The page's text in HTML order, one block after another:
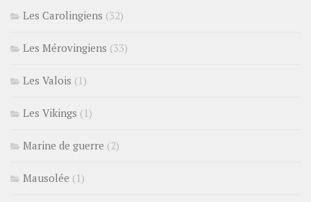
Les Carolingiens (32)
Les Mérovingiens (33)
Les Valois (1)
Les Vikings (1)
Marine de guerre (2)
Mausolée (1)